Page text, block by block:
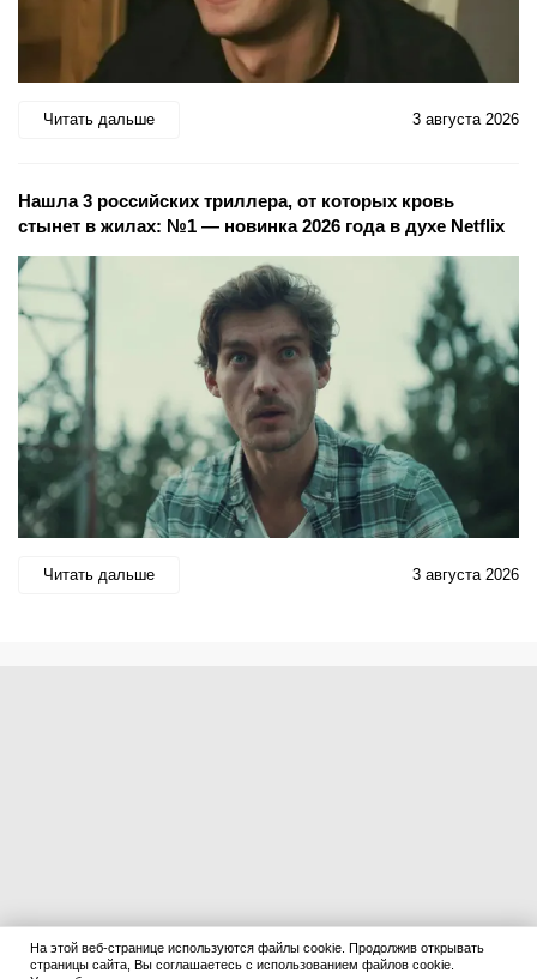
Читать дальше 3 августа 2026
Нашла 3 российских триллера, от которых кровь
стынет в жилах: №1 — новинка 2026 года в духе Netflix
Читать дальше 3 августа 2026
На этой веб-странице используются файлы cookie. Продолжив открывать
страницы сайта, Вы соглашаетесь с использованием файлов cookie.